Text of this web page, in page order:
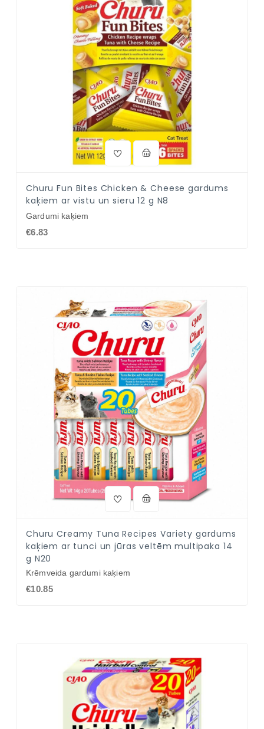
Churu Fun Bites Chicken & Cheese gardums
kaķiem ar vistu un sieru 12 g N8
Gardumi kaķiem
€6.83
Churu Creamy Tuna Recipes Variety gardums
kaķiem ar tunci un jūras veltēm multipaka 14
g N20
Krēmveida gardumi kaķiem
€10.85